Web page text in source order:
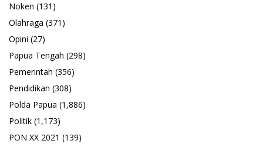
Noken (131)
Olahraga (371)
Opini (27)
Papua Tengah (298)
Pemerintah (356)
Pendidikan (308)
Polda Papua (1,886)
Politik (1,173)
PON XX 2021 (139)